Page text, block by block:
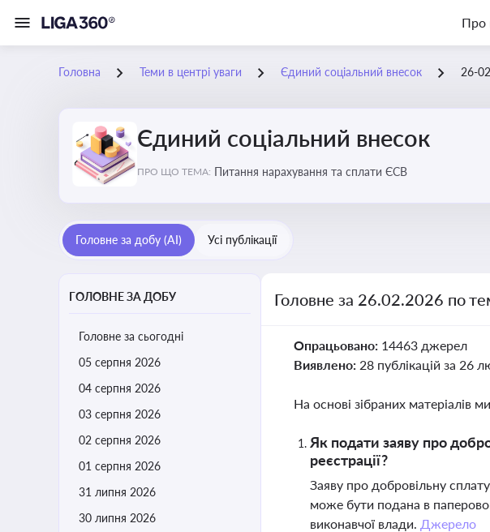
Про
Головна Теми в центрі уваги Єдиний соціальний внесок 26-
Єдиний соціальний внесок
ПРО ЩО ТЕМА: Питання нарахування та сплати ЄСВ
Головне за добу (AI) Усі публікації
ГОЛОВНЕ ЗА ДОБУ
Головне за сьогодні
05 серпня 2026
04 серпня 2026
03 серпня 2026
02 серпня 2026
01 серпня 2026
31 липня 2026
30 липня 2026
Головне за 26.02.2026 по
Опрацьовано: 14463 джерел
Виявлено: 28 публікацій за 26
На основі зібраних матеріалів
Як подати заяву про
реєстрації?
Заяву про добровільну
може бути подана в
виконавчої влади. Джерело